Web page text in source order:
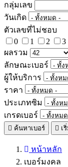
กลุ่มเลข
วันเกิด
ตัวเลขที่ไม่ชอบ
0
1 2 3
ผลรวม
ลักษณะเบอร์
ผู้ให้บริการ
ราคา
ประเภทซิม
เกรดเบอร์
ค้นหาเบอร์ เ
หน้าหลัก
เบอร์มงคล